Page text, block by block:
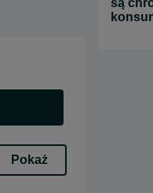
Pokaż
są